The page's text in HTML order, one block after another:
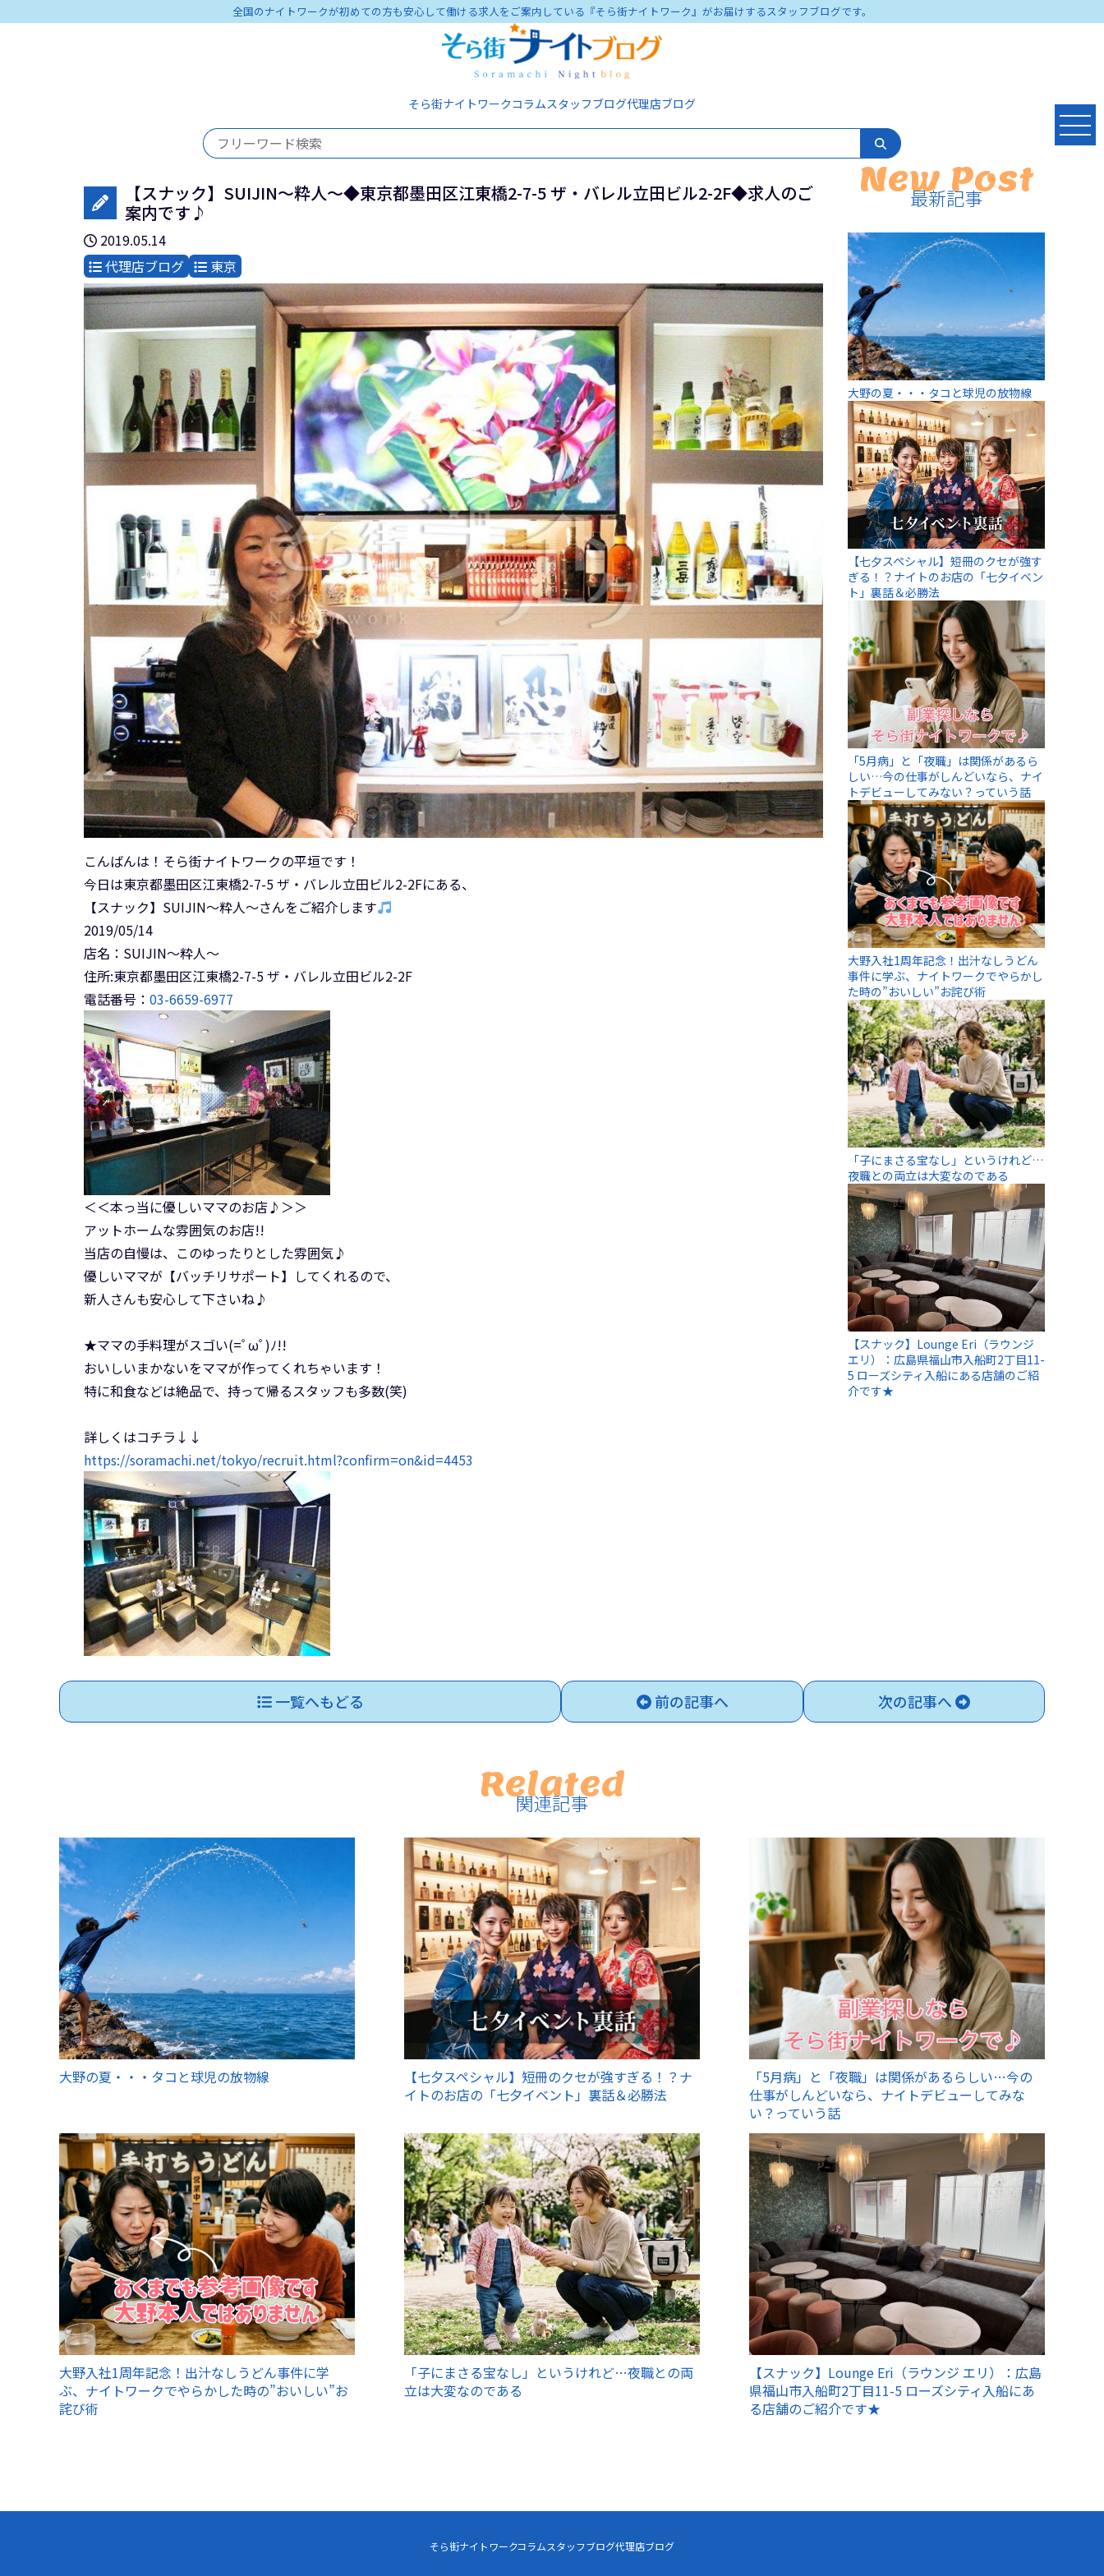
全国のナイトワークが初めての方も安心して働ける求人をご案内している『そら街ナイトワーク』がお届けするスタッフブログです。
そら街ナイトワークコラムスタッフブログ代理店ブログ
【スナック】SUIJIN～粋人～◆東京都墨田区江東橋2-7-5 ザ・バレル立田ビル2-2F◆求人のご
案内です♪
2019.05.14
代理店ブログ
東京
こんばんは！そら街ナイトワークの平垣です！
今日は東京都墨田区江東橋2-7-5 ザ・バレル立田ビル2-2Fにある、
【スナック】SUIJIN～粋人～さんをご紹介します
2019/05/14
店名：SUIJIN～粋人～
住所:東京都墨田区江東橋2-7-5 ザ・バレル立田ビル2-2F
電話番号： 03-6659-6977
＜＜本っ当に優しいママのお店♪＞＞
アットホームな雰囲気のお店!!
当店の自慢は、このゆったりとした雰囲気♪
優しいママが【バッチリサポート】してくれるので、
新人さんも安心して下さいね♪
★ママの手料理がスゴい(=ﾟωﾟ)ﾉ!!
おいしいまかないをママが作ってくれちゃいます！
特に和食などは絶品で、持って帰るスタッフも多数(笑)
詳しくはコチラ↓↓
https://soramachi.net/tokyo/recruit.html?confirm=on&id=4453
New Post
最新記事
大野の夏・・・タコと球児の放物線
【七夕スペシャル】短冊のクセが強す
ぎる！？ナイトのお店の「七夕イベン
ト」裏話＆必勝法
「5月病」と「夜職」は関係があるら
しい…今の仕事がしんどいなら、ナイ
トデビューしてみない？っていう話
大野入社1周年記念！出汁なしうどん
事件に学ぶ、ナイトワークでやらかし
た時の”おいしい”お詫び術
「子にまさる宝なし」というけれど…
夜職との両立は大変なのである
【スナック】Lounge Eri（ラウンジ
エリ）：広島県福山市入船町2丁目11-
5 ローズシティ入船にある店舗のご紹
介です★
一覧へもどる 前の記事へ 次の記事へ
Related
関連記事
大野の夏・・・タコと球児の放物線
【七夕スペシャル】短冊のクセが強すぎる！？ナ
イトのお店の「七夕イベント」裏話＆必勝法
「5月病」と「夜職」は関係があるらしい…今の
仕事がしんどいなら、ナイトデビューしてみな
い？っていう話
大野入社1周年記念！出汁なしうどん事件に学
ぶ、ナイトワークでやらかした時の”おいしい”お
詫び術
「子にまさる宝なし」というけれど…夜職との両
立は大変なのである
【スナック】Lounge Eri（ラウンジ エリ）：広島
県福山市入船町2丁目11-5 ローズシティ入船にあ
る店舗のご紹介です★
そら街ナイトワークコラムスタッフブログ代理店ブログ